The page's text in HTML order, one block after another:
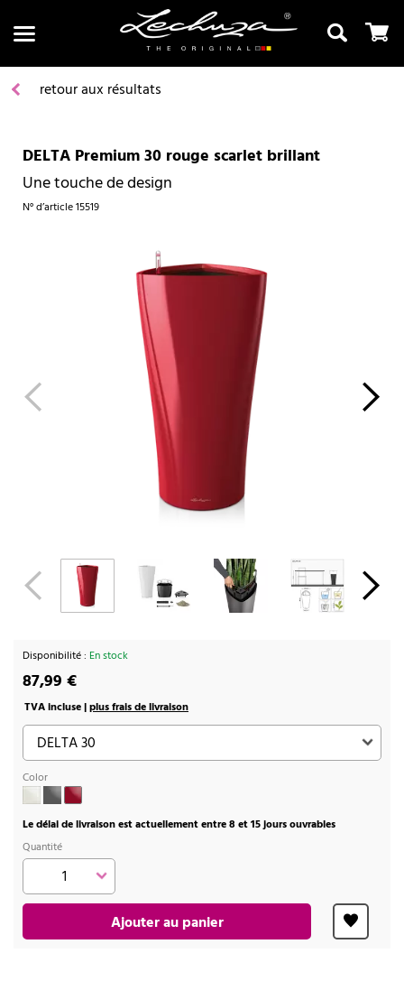
Recherche
retour aux résultats
DELTA Premium 30 rouge scarlet brillant
Une touche de design
N° d’article15519
Disponibilité : En stock
87,99 €
TVA incluse |plus frais de livraison
Color
Le délai de livraison est actuellement entre 8 et 15 jours ouvrables
Quantité
Ajouter au panier